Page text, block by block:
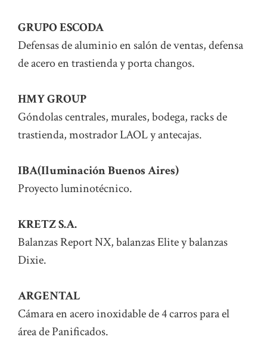
GRUPO ESCODA
Defensas de aluminio en salón de ventas, defensa
de acero en trastienda y porta changos.
HMY GROUP
Góndolas centrales, murales, bodega, racks de
trastienda, mostrador LAOL y antecajas.
IBA(Iluminación Buenos Aires)
Proyecto luminotécnico.
KRETZ S.A.
Balanzas Report NX, balanzas Elite y balanzas
Dixie.
ARGENTAL
Cámara en acero inoxidable de 4 carros para el
área de Panificados.